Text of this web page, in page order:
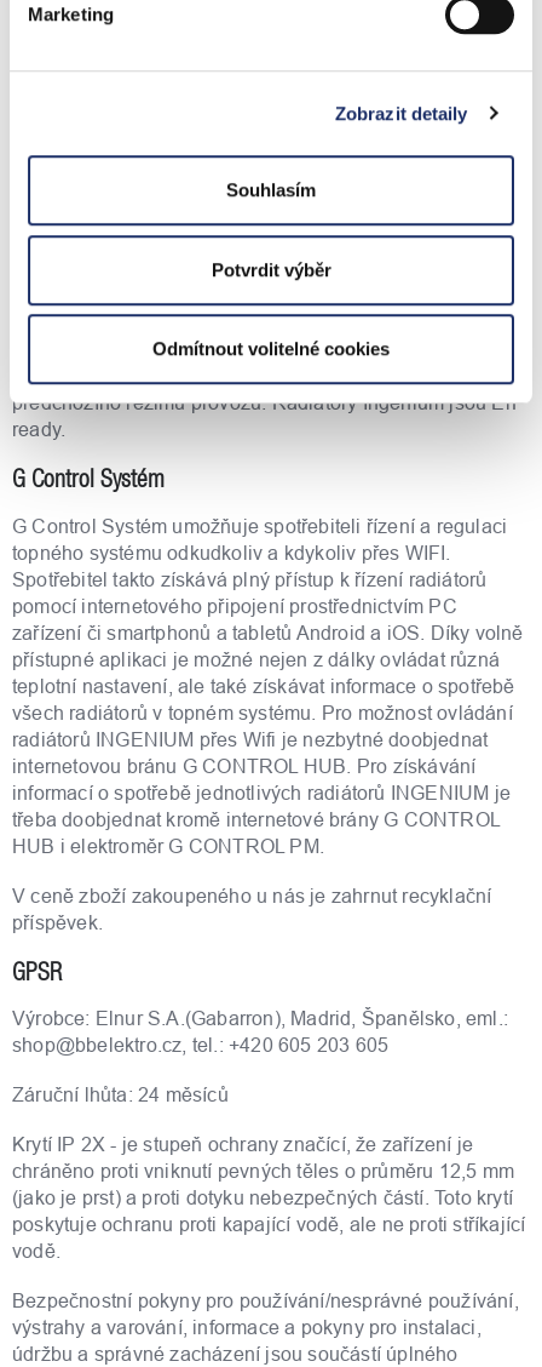
Marketing
Zobrazit detaily
Souhlasím
Potvrdit výběr
Odmítnout volitelné cookies
důležitá! Představte si, že na chatě si nastavíte topná
zbytečně na 22 ° C, a to jen kvůli tomu, že vypadl na
výrobních nastavení. Toto se při radiátorech Gabarrón
Ingenium nemůže stát. Jsou totiž
udržovat nastavené hodnoty v paměti až rok. V radiátorech
Ingenium nechybí ani detektor otevřených oken. Pokud je
případě náhlého poklesu teploty v místnosti automaticky
vypne. Pokud radiátor zjistí pokles teploty o 2,4 ° C během
4 minut, vypne se. Po 30 minutách se radiátor vrátí do
předchozího režimu provozu. Radiátory Ingenium jsou ErP
ready.
G Control Systém
G Control Systém umožňuje spotřebiteli řízení a regulaci
topného systému odkudkoliv a kdykoliv přes WIFI.
Spotřebitel takto získává plný přístup k řízení radiátorů
pomocí internetového připojení prostřednictvím PC
zařízení či smartphonů a tabletů Android a iOS. Díky volně
přístupné aplikaci je možné nejen z dálky ovládat různá
teplotní nastavení, ale také získávat informace o spotřebě
všech radiátorů v topném systému. Pro možnost ovládání
radiátorů INGENIUM přes Wifi je nezbytné doobjednat
internetovou bránu G CONTROL HUB. Pro získávání
informací o spotřebě jednotlivých radiátorů INGENIUM je
třeba doobjednat kromě internetové brány G CONTROL
HUB i elektroměr G CONTROL PM.
V ceně zboží zakoupeného u nás je zahrnut recyklační
příspěvek.
GPSR
Výrobce: Elnur S.A.(Gabarron), Madrid, Španělsko, eml.:
shop@bbelektro.cz, tel.: +420 605 203 605
Záruční lhůta: 24 měsíců
Krytí IP 2X - je stupeň ochrany značící, že zařízení je
chráněno proti vniknutí pevných těles o průměru 12,5 mm
(jako je prst) a proti dotyku nebezpečných částí. Toto krytí
poskytuje ochranu proti kapající vodě, ale ne proti stříkající
vodě.
Bezpečnostní pokyny pro používání/nesprávné používání,
výstrahy a varování, informace a pokyny pro instalaci,
údržbu a správné zacházení jsou součástí úplného